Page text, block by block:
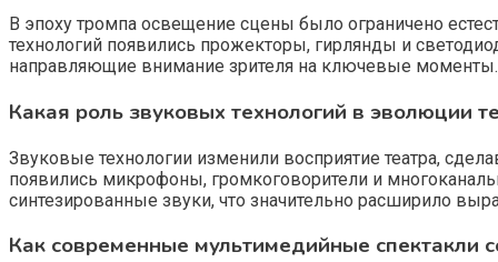
В эпоху тромпа освещение сцены было ограничено
технологий появились прожекторы, гирлянды и
направляющие внимание зрителя на ключевые моменты.
Какая роль звуковых технологий в эволюции
Звуковые технологии изменили восприятие театра,
появились микрофоны, громкоговорители и
синтезированные звуки, что значительно расширило
Как современные мультимедийные спектакли